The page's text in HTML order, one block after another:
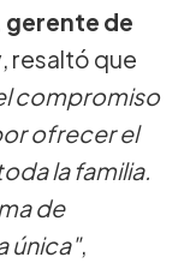
gerente de
, resaltó que
compromiso
ofrecer el
la familia.
de
única",